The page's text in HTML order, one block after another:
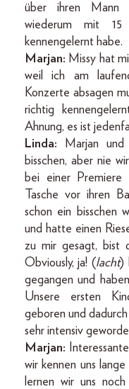
über ihren Mann
wiederum mit 15
kennengelernt habe.
Marjan: Missy hat
weil ich am
Konzerte absagen
richtig
Ahnung, es ist
Linda:
Marjan
bisschen, aber nie
bei einer Premiere
Tasche vor ihren
schon ein bisschen
und hatte einen
zu mir gesagt, bist
Obviously, ja! (lacht)
gegangen und
Unsere ersten
geboren und
sehr intensiv
Marjan:
wir kennen uns
lernen wir uns